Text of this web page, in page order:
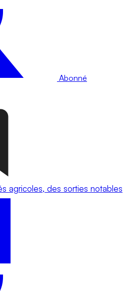
Abonné
agricoles, des sorties notables